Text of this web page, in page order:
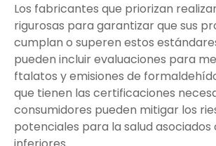
Los fabricantes que priorizan
rigurosas para garantizar que sus
cumplan o superen estos
pueden incluir evaluaciones para
ftalatos y emisiones de
que tienen las certificaciones
consumidores pueden mitigar los
potenciales para la salud